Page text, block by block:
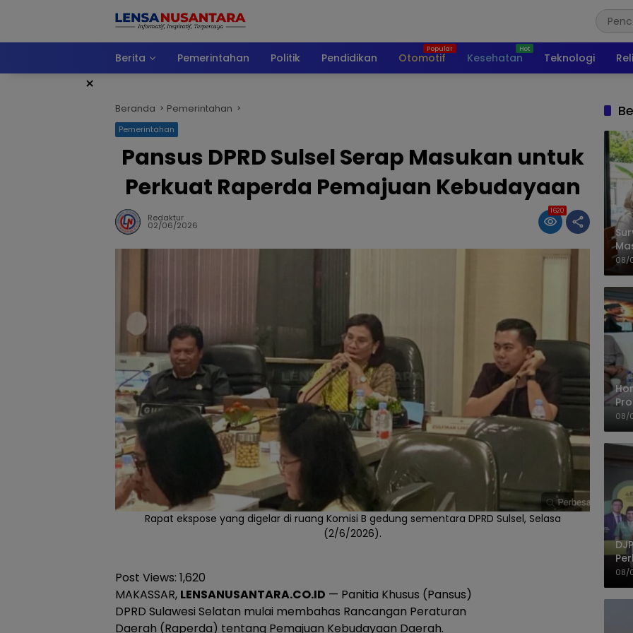
Berita
Pemerintahan Politik Pendidikan Otomotif Kesehatan Teknologi
×
Beranda Pemerintahan
Pemerintahan
Pansus DPRD Sulsel Serap Masukan untuk
Perkuat Raperda Pemajuan Kebudayaan
Redaktur
02/06/2026
1620
Rapat ekspose yang digelar di ruang Komisi B gedung sementara DPRD Sulsel, Selasa
(2/6/2026).
Post Views: 1,620
MAKASSAR, LENSANUSANTARA.CO.ID — Panitia Khusus (Pansus)
DPRD Sulawesi Selatan mulai membahas Rancangan Peraturan
Daerah (Raperda) tentang Pemajuan Kebudayaan Daerah.
08/
08/
08/